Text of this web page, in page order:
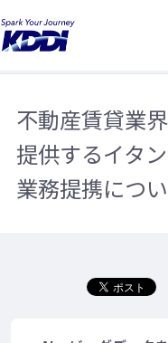
KDDIホーム
産賃貸業界向けソリューション
携について
不動産賃貸業
提供するイタ
業務提携につ